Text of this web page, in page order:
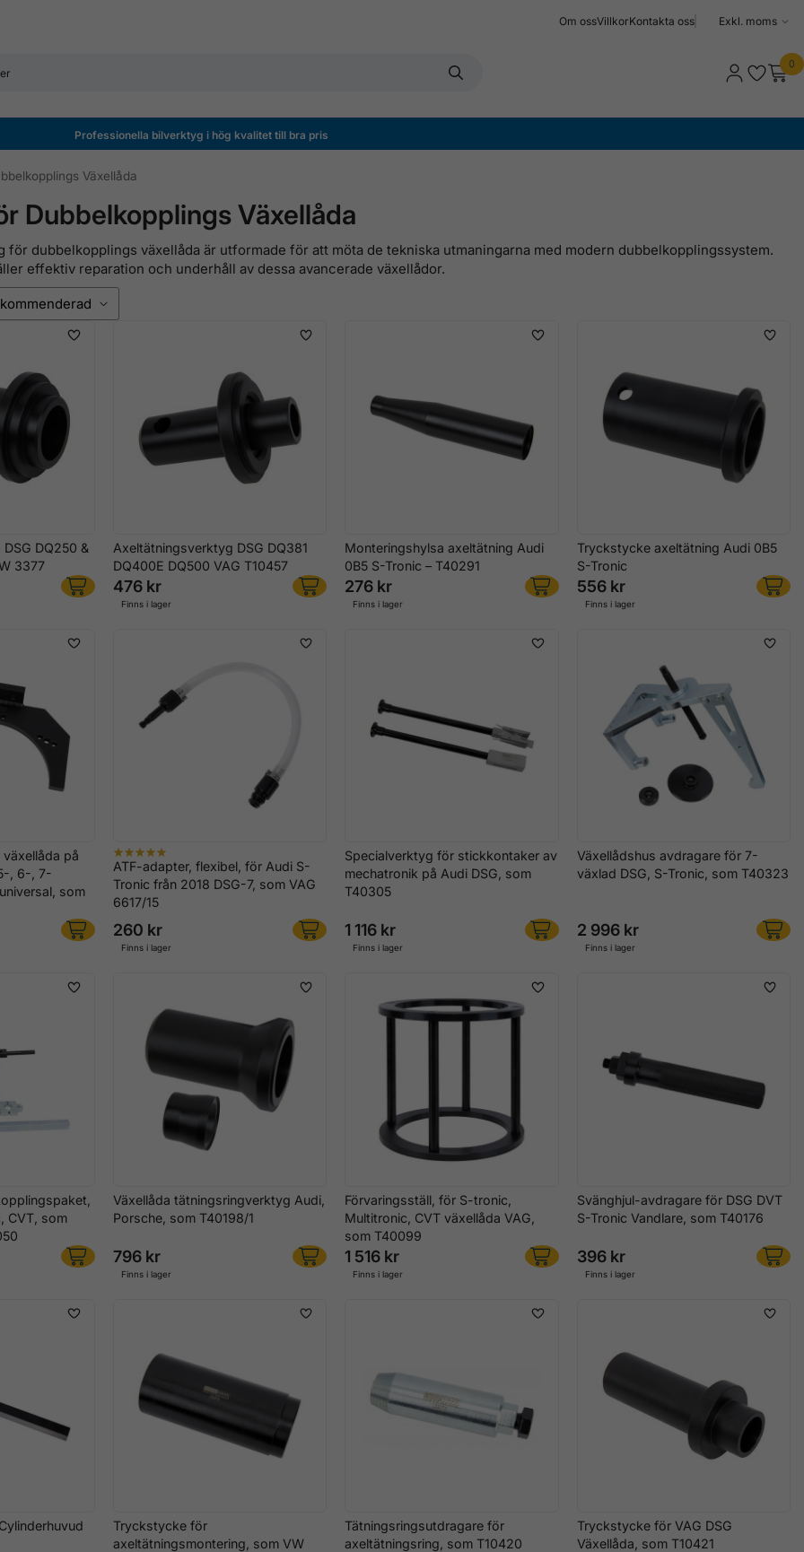
Om ossVillkorKontakta oss
Välj
0
Professionella bilverktyg i hög kvalitet till bra pris
Växellåda
Dubbelkopplings Växellåda
för dubbelkopplings växellåda är utformade för att möta de tekniska utmaningarna med modern dubbelkopplingssystem.
effektiv reparation och underhåll av dessa avancerade växellådor.
DQ250 &
3377
Axeltätningsverktyg DSG DQ381
DQ400E DQ500 VAG T10457
476 kr
Finns i lager
Monteringshylsa axeltätning Audi
0B5 S-Tronic – T40291
276 kr
Finns i lager
Tryckstycke axeltätning Audi 0B5
S-Tronic
556 kr
Finns i lager
på
, 6-, 7-
som
ATF-adapter, flexibel, för Audi S-
Tronic från 2018 DSG-7, som VAG
6617/15
260 kr
Finns i lager
Specialverktyg för stickkontaker av
mechatronik på Audi DSG, som
T40305
1 116 kr
Finns i lager
Växellådshus avdragare för 7-
växlad DSG, S-Tronic, som T40323
2 996 kr
Finns i lager
CVT, som
Växellåda tätningsringverktyg Audi,
Porsche, som T40198/1
796 kr
Finns i lager
Förvaringsställ, för S-tronic,
Multitronic, CVT växellåda VAG,
som T40099
1 516 kr
Finns i lager
Svänghjul-avdragare för DSG DVT
S-Tronic Vandlare, som T40176
396 kr
Finns i lager
Tryckstycke för
axeltätningsmontering, som VW
Tätningsringsutdragare för
axeltätningsring, som T10420
Tryckstycke för VAG DSG
Växellåda, som T10421